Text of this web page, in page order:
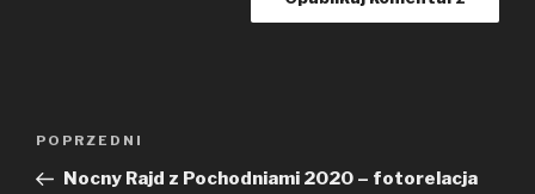
Nawigacja
Poprzedni
wpis
POPRZEDNI
Nocny Rajd z Pochodniami 2020 – fotorelacja